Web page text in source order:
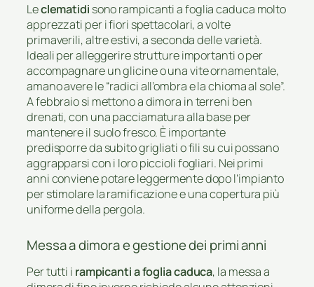
Leclematidi sono rampicanti a foglia caduca molto
apprezzati per i fiori spettacolari, a volte
primaverili, altre estivi, a seconda delle varietà.
Ideali per alleggerire strutture importanti o per
accompagnare un glicine o una vite ornamentale,
amano avere le “radici all’ombra e la chioma al sole”.
A febbraio si mettono a dimora in terreni ben
drenati, con una pacciamatura alla base per
mantenere il suolo fresco. È importante
predisporre da subito grigliati o fili su cui possano
aggrapparsi con i loro piccioli fogliari. Nei primi
anni conviene potare leggermente dopo l’impianto
per stimolare la ramificazione e una copertura più
uniforme della pergola.
Messa a dimora e gestione dei primi anni
Per tutti i rampicanti a foglia caduca, la messa a